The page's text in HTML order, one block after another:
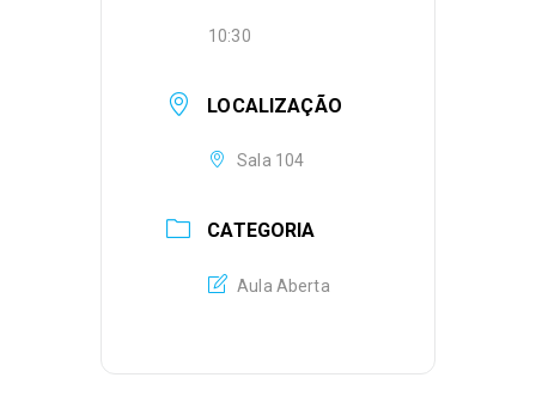
10:30
LOCALIZAÇÃO
Sala 104
CATEGORIA
Aula Aberta